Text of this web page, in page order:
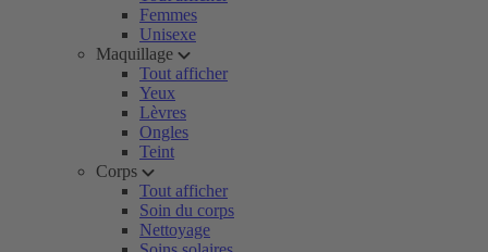
Femmes
Unisexe
Maquillage
Tout afficher
Yeux
Lèvres
Ongles
Teint
Corps
Tout afficher
Soin du corps
Nettoyage